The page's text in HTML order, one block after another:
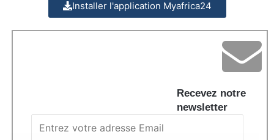
Installer l'application Myafrica24
Recevez notre
newsletter